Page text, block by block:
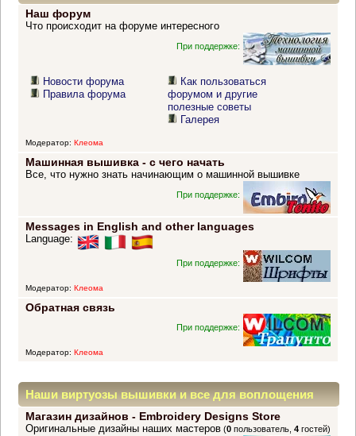
Наш форум
Что происходит на форуме интересного
При поддержке:
Новости форума
Правила форума
Как пользоваться
форумом и другие
полезные советы
Галерея
Модератор: Клеома
Машинная вышивка - с чего начать
Все, что нужно знать начинающим о машинной вышивке
При поддержке:
Messages in English and other languages
Language:
При поддержке:
Модератор: Клеома
Обратная связь
При поддержке:
Модератор: Клеома
Наши виртуозы вышивки и все для воплощения
прекрасных идей
Магазин дизайнов - Embroidery Designs Store
(0 пользователь,4 гостей)
Оригинальные дизайны наших мастеров